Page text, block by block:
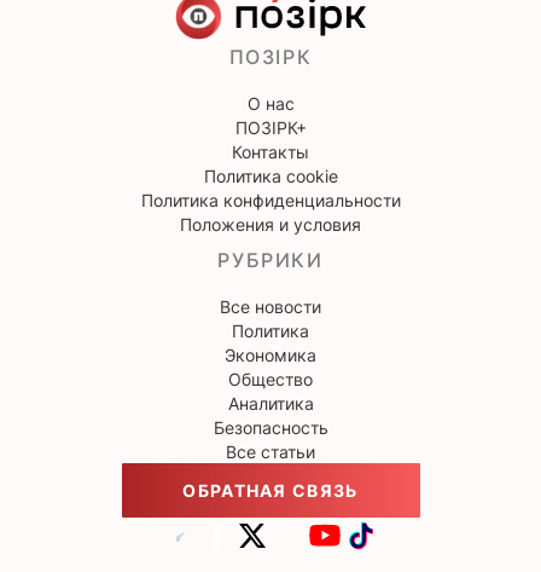
ПОЗІРК
О нас
ПОЗІРК+
Контакты
Политика cookie
Политика конфиденциальности
Положения и условия
РУБРИКИ
Все новости
Политика
Экономика
Общество
Аналитика
Безопасность
Все статьи
ОБРАТНАЯ СВЯЗЬ